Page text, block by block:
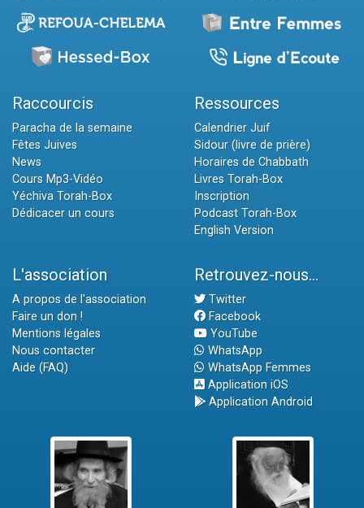
Raccourcis
Paracha de la semaine
Fêtes Juives
News
Cours Mp3-Vidéo
Yéchiva Torah-Box
Dédicacer un cours
Ressources
Calendrier Juif
Sidour (livre de prière)
Horaires de Chabbath
Livres Torah-Box
Inscription
Podcast Torah-Box
English Version
L'association
A propos de l'association
Faire un don !
Mentions légales
Nous contacter
Aide (FAQ)
Retrouvez-nous...
Twitter
Facebook
YouTube
WhatsApp
WhatsApp Femmes
Application iOS
Application Android